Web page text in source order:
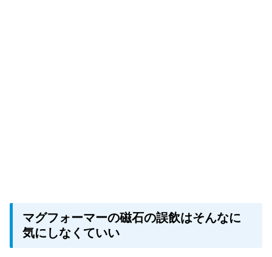
マグフォーマーの磁石の誤飲はそんなに
気にしなくていい